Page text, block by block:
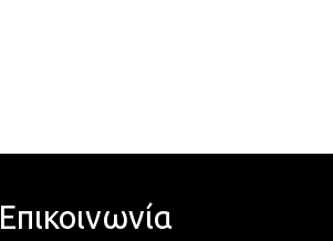
Επικοινωνία